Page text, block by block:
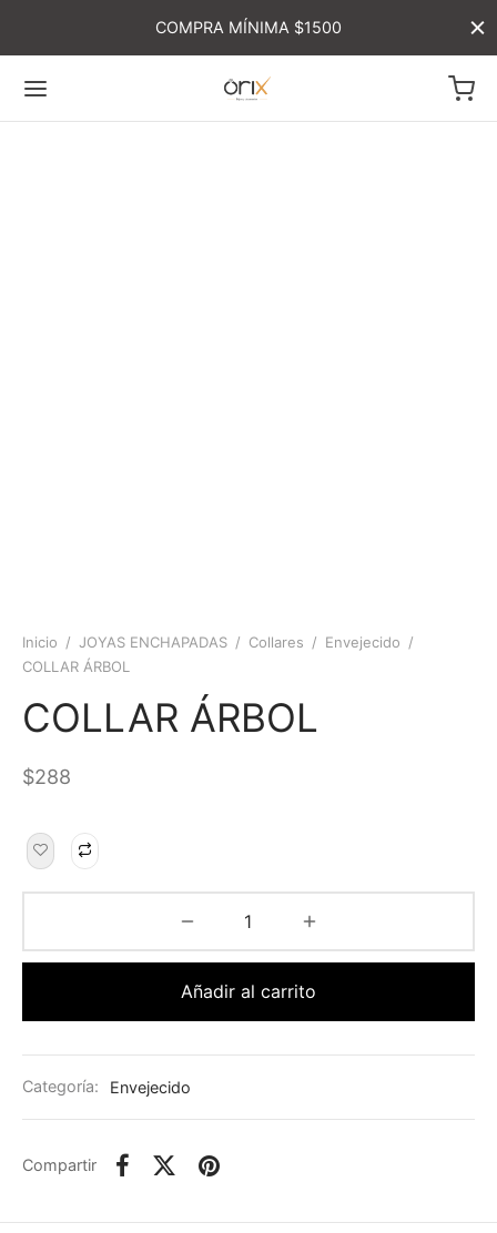
COMPRA MÍNIMA $1500
Inicio / JOYAS ENCHAPADAS / Collares / Envejecido /
COLLAR ÁRBOL
COLLAR ÁRBOL
$288
Añadir al carrito
Categoría: Envejecido
Compartir